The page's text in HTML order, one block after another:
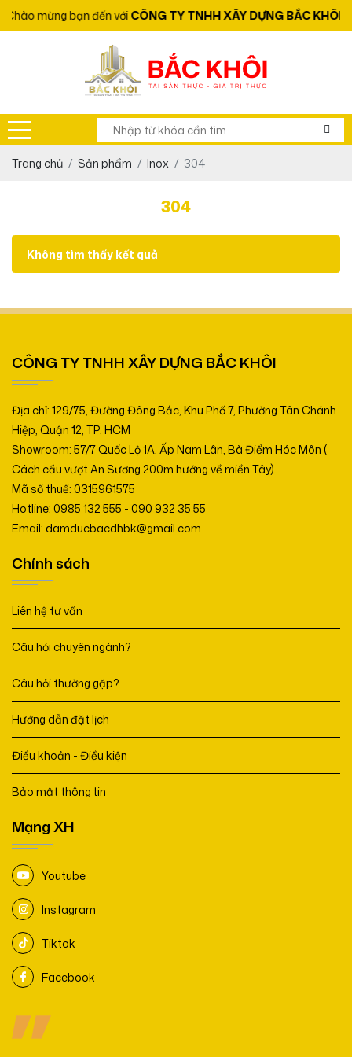
Chào mừng bạn đến vớiCÔNG TY TNHH XÂY DỰNG BẮC KHÔI
Trang chủ Sản phẩm Inox 304
304
Không tìm thấy kết quả
CÔNG TY TNHH XÂY DỰNG BẮC KHÔI
Địa chỉ: 129/75, Đường Đông Bắc, Khu Phố 7, Phường Tân Chánh
Hiệp, Quận 12, TP. HCM
Showroom: 57/7 Quốc Lộ 1A, Ấp Nam Lân, Bà Điểm Hóc Môn (
Cách cầu vượt An Sương 200m hướng về miền Tây)
Mã số thuế: 0315961575
Hotline: 0985 132 555 - 090 932 35 55
Email: damducbacdhbk@gmail.com
Chính sách
Liên hệ tư vấn
Câu hỏi chuyên ngành?
Câu hỏi thường gặp?
Hướng dẫn đặt lịch
Điều khoản - Điều kiện
Bảo mật thông tin
Mạng XH
Youtube
Instagram
Tiktok
Facebook